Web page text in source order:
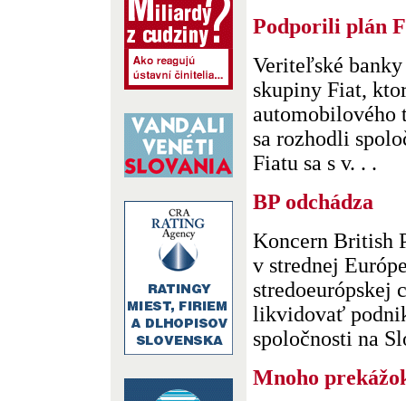
Podporili plán
Veriteľské
skupiny Fiat,
automobilového
sa rozhodli
Fiatu sa s v. . .
BP odchádza
Koncern British
v strednej
stredoeurópskej
likvidovať
spoločnosti na
Mnoho